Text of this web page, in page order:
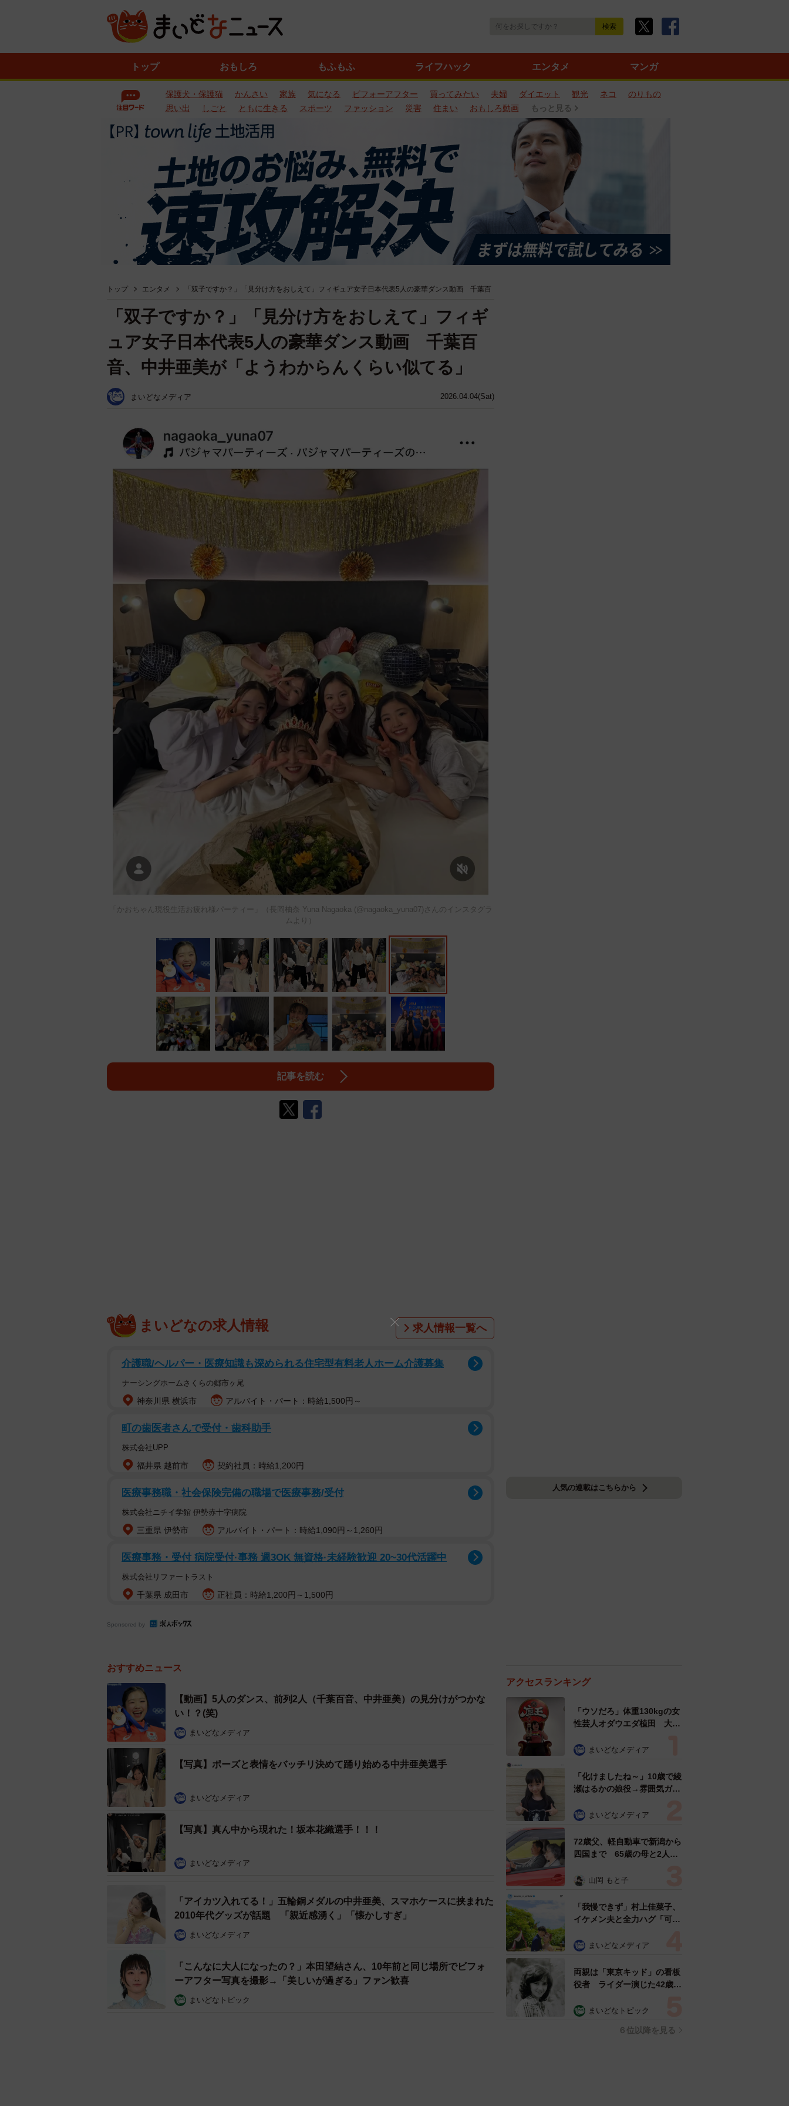
トップ おもしろ もふもふ ライフハック エンタメ マンガ
保護犬・保護猫 かんさい 家族 気になる ビフォーアフター 買ってみたい 夫婦 ダイエット 観光 ネコ
のりもの
思い出
しごと ともに生きる スポーツ ファッション 災害 住まい おもしろ動画 もっと見る
トップ エンタメ 「双子ですか？」「見分け方をおしえて」フィギュア女子日本代表5人の豪華ダンス動画 千葉百
2026.04.04(Sat)
「双子ですか？」「見分け方をおしえて」フィギ
ュア女子日本代表5人の豪華ダンス動画 千葉百
音、中井亜美が「ようわからんくらい似てる」
まいどなメディア
「かおちゃん現役生活お疲れ様パーティー」（長岡柚奈 Yuna Nagaoka (@nagaoka_yuna07)さんのインスタグラ
ムより）
記事を読む
まいどなの求人情報 求人情報一覧へ
介護職/ヘルパー・医療知識も深められる住宅型有料老人ホーム介護募集
ナーシングホームさくらの郷市ヶ尾
神奈川県 横浜市 アルバイト・パート：時給1,500円～
町の歯医者さんで受付・歯科助手
株式会社UPP
福井県 越前市 契約社員：時給1,200円
医療事務職・社会保険完備の職場で医療事務/受付
株式会社ニチイ学館 伊勢赤十字病院
三重県 伊勢市 アルバイト・パート：時給1,090円～1,260円
医療事務・受付 病院受付·事務 週3OK 無資格·未経験歓迎 20~30代活躍中
株式会社リファートラスト
千葉県 成田市 正社員：時給1,200円～1,500円
Sponsored by
おすすめニュース
【動画】5人のダンス、前列2人（千葉百音、中井亜美）の見分けがつかな
い！？(笑)
まいどなメディア
【写真】ポーズと表情をバッチリ決めて踊り始める中井亜美選手
まいどなメディア
【写真】真ん中から現れた！坂本花織選手！！！
まいどなメディア
「アイカツ入れてる！」五輪銅メダルの中井亜美、スマホケースに挟まれた
2010年代グッズが話題 「親近感湧く」「懐かしすぎ」
まいどなメディア
「こんなに大人になったの？」本田望結さん、10年前と同じ場所でビフォ
ーアフター写真を撮影→「美しいが過ぎる」ファン歓喜
まいどなトピック
人気の連載はこちらから
アクセスランキング
「ウソだろ」体重130kgの女
性芸人オダウエダ植田 大学
で」 まいどなメディア
「化けましたね～」10歳で綾
瀬はるかの娘役→雰囲気ガラ
雰囲気が」「宝塚に入れそ
まいどなメディア
72歳父、軽自動車で新潟から
四国まで 65歳の母と2人で
憩まで分刻み… 「大学生で
山岡 もと子
「我慢できず」村上佳菜子、
イケメン夫と全力ハグ「可愛
まいどなメディア
両親は「東京キッド」の看板
役者 ライダー演じた42歳元
ングフォト」計画を明言
まいどなトピック
６位以降を見る